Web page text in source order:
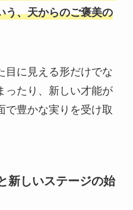
う、天からのご褒美の
目に見える形だけでな
ったり、新しい才能が
で豊かな実りを受け取
新しいステージの始